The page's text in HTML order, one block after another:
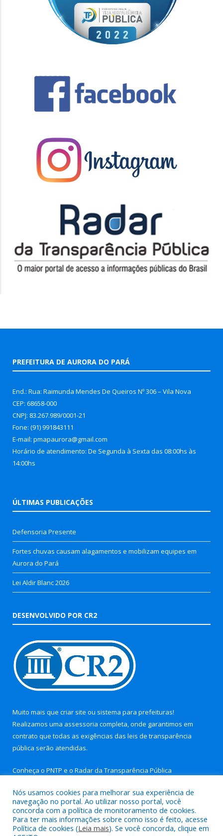
PREFEITURA DE AURORA DO PARÁ
End.: Rua: Raimunda Mendes De Queiros Nº 306 – Vila Nova
CEP: 68658-000
CNPJ: 83.267.989/0001-21
Fone: (91) 991843111
E-mail: pmapaurora@gmail.com
Horário de atendimento: De Segunda à Sexta das 08:00hs às
14:00hs
ÚLTIMAS PUBLICAÇÕES
Defensoria Presente
Fortes chuvas causam alagamentos e mobilizam equipes em
Aurora do Pará
Lei Aldir Blanc 2026
DESENVOLVIDO POR CR2
Muito mais que criar site ou sistema para prefeituras!
Realizamos uma assessoria completa, onde garantimos em
contrato que todas as exigências das leis de transparência
pública serão atendidas.
Conheça o PNTP e o Radar da Transparência Pública
Todos os direitos reservados a Prefeitura Municipal de Aurora
do Pará.
Nós usamos cookies para melhorar sua experiência de
navegação no portal. Ao utilizar nosso portal, você
concorda com a política de monitoramento de cookies.
Para ter mais informações sobre como isso é feito, acesse
Política de cookies (Leia mais). Se você concorda, clique em